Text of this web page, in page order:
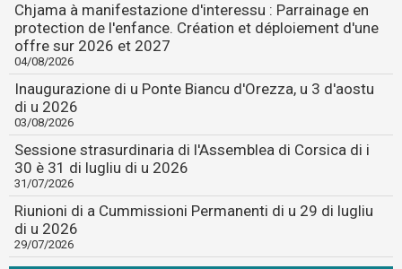
Chjama à manifestazione d'interessu : Parrainage en
protection de l'enfance. Création et déploiement d'une
offre sur 2026 et 2027
04/08/2026
Inaugurazione di u Ponte Biancu d'Orezza, u 3 d'aostu
di u 2026
03/08/2026
Sessione strasurdinaria di l'Assemblea di Corsica di i
30 è 31 di lugliu di u 2026
31/07/2026
Riunioni di a Cummissioni Permanenti di u 29 di lugliu
di u 2026
29/07/2026